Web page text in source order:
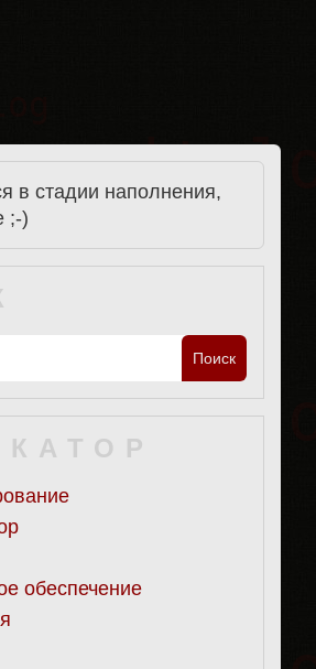
в стадии наполнения,
;-)
обеспечение